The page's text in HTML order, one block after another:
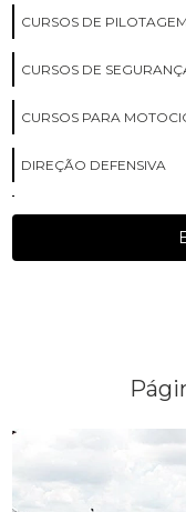
CURSOS DE PILOTAGEM
CURSOS DE
CURSOS PARA
DIREÇÃO DEFENSIVA
DIREÇÃO PREVENTIVA
ESCOLA COM AULAS
ESCOLA DE DIREÇÕES
PALESTRA